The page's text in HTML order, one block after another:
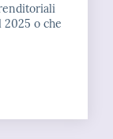
o che